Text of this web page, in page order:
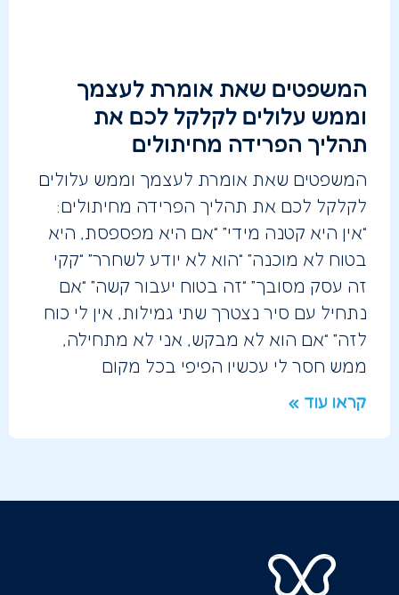
המשפטים שאת אומרת לעצמך
וממש עלולים לקלקל לכם את
תהליך הפרידה מחיתולים
המשפטים שאת אומרת לעצמך וממש עלולים
לקלקל לכם את תהליך הפרידה מחיתולים:
“אין היא קטנה מידי” “אם היא מפספסת, היא
בטוח לא מוכנה” “הוא לא יודע לשחרר” “קקי
זה עסק מסובך” “זה בטוח יעבור קשה” “אם
נתחיל עם סיר נצטרך שתי גמילות, אין לי כוח
לזה” “אם הוא לא מבקש, אני לא מתחילה,
ממש חסר לי עכשיו הפיפי בכל מקום
קראו עוד »